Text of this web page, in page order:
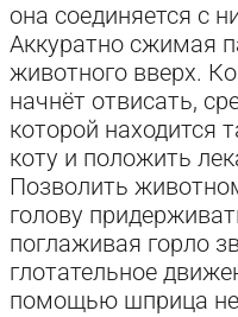
она соединяется с
Аккуратно сжимая
животного вверх.
начнёт отвисать,
которой находится
коту и положить
Позволить
голову
поглаживая горло
глотательное
помощью шприца